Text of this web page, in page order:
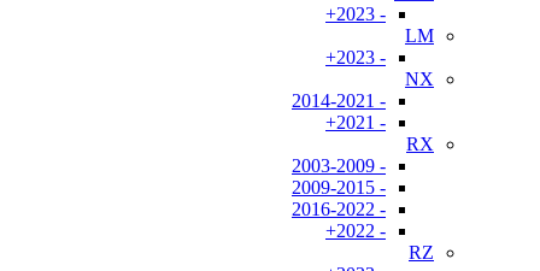
- 2023+
LM
- 2023+
NX
- 2014-2021
- 2021+
RX
- 2003-2009
- 2009-2015
- 2016-2022
- 2022+
RZ